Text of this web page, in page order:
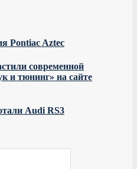
Pontiac Aztec
современной
и тюнинг» на сайте
Audi RS3